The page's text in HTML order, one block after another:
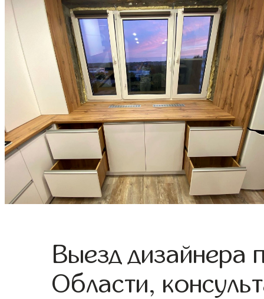
Выезд дизайнера
Области,